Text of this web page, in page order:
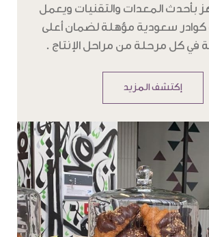
بأحدث المعدات والتقنيات ويعمل
سعودية مؤهلة لضمان أعلى
في كل مرحلة من مراحل الإنتاج .
إكتشف المزيد